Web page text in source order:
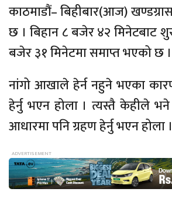
काठमाडौं– बिहीबार(आज)
छ । बिहान ८ बजेर ४२ मिनेटबाट
बजेर ३१ मिनेटमा समाप्त भएको छ ।
नांगो आखाले हेर्न नहुने भएका
हेर्नु भएन होला । त्यस्तै केहीले
आधारमा पनि ग्रहण हेर्नु भएन होला ।